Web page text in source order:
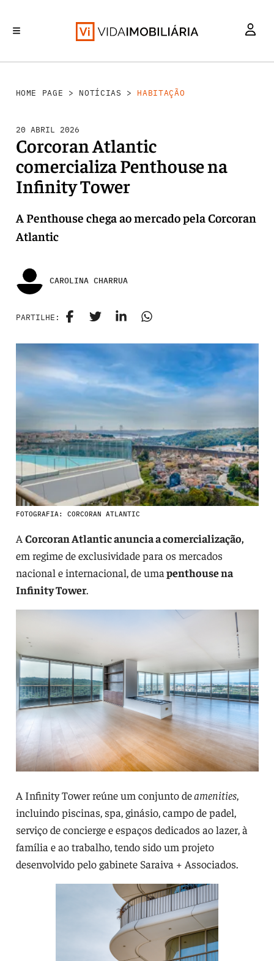
HOME PAGE > NOTÍCIAS > HABITAÇÃO
20 ABRIL 2026
Corcoran Atlantic
comercializa Penthouse na
Infinity Tower
A Penthouse chega ao mercado pela Corcoran
Atlantic
CAROLINA CHARRUA
PARTILHE:
FOTOGRAFIA: CORCORAN ATLANTIC
A Corcoran Atlantic anuncia a comercialização,
em regime de exclusividade para os mercados
nacional e internacional, de umapenthouse na
Infinity Tower.
A Infinity Tower reúne um conjunto deamenities,
incluindo piscinas, spa, ginásio, campo de padel,
serviço de concierge e espaços dedicados ao lazer, à
família e ao trabalho, tendo sido um projeto
desenvolvido pelo gabinete Saraiva + Associados.